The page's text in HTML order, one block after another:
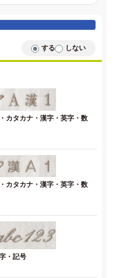
する しない
カタカナ・漢字・英字・数
カタカナ・漢字・英字・数
・記号